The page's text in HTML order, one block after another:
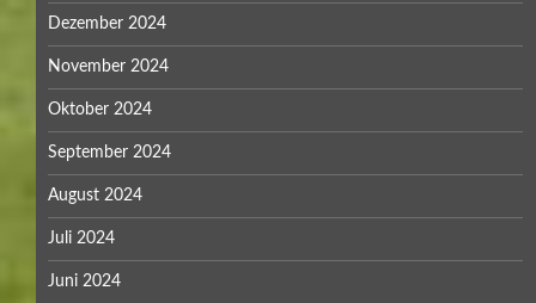
Dezember 2024
November 2024
Oktober 2024
September 2024
August 2024
Juli 2024
Juni 2024